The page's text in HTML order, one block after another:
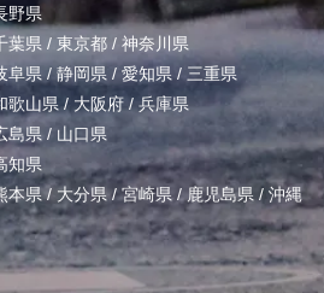
野県
葉県 / 東京都 / 神奈川県
阜県 / 静岡県 / 愛知県 / 三重県
歌山県/ 大阪府 /兵庫県
島県 / 山口県
知県
本県/ 大分県/宮崎県 /鹿児島県 / 沖縄